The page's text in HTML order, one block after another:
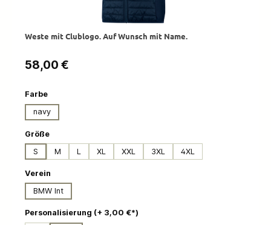
Weste mit Clublogo. Auf Wunsch mit Name.
Regulärer Preis:
58,00 €
Farbeauswählen
navy
Größeauswählen
S
M L XL XXL 3XL 4XL
Verein
BMW Int
Personalisierung (+ 3,00 €*)